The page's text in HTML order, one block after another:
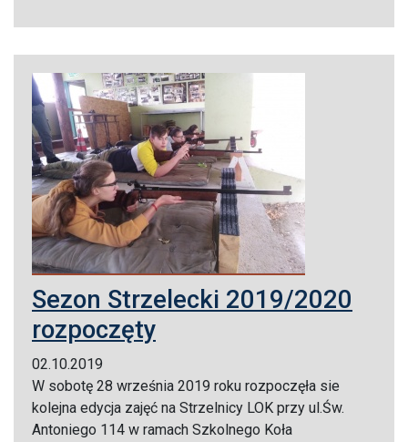
Sezon Strzelecki 2019/2020
rozpoczęty
02.10.2019
W sobotę 28 września 2019 roku rozpoczęła sie
kolejna edycja zajęć na Strzelnicy LOK przy ul.Św.
Antoniego 114 w ramach Szkolnego Koła